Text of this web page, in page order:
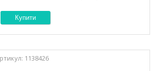
Купити
1138426